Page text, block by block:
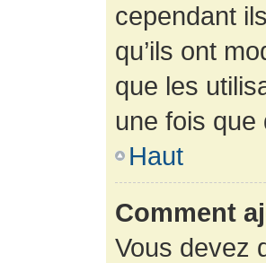
cependant
qu’ils ont
que les
une fois que
Haut
Comment
Vous devez